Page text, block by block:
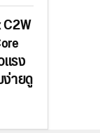
แรง
ง่ายดู